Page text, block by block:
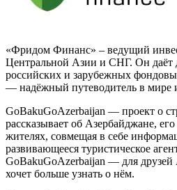
«Фридом Финанс» – ведущий
Центральной Азии и СНГ. Он даёт
российских и зарубежных
— надёжный путеводитель в мире
GoBakuGoAzerbaijan — проект о
рассказывает об Азербайджане,
жителях, совмещая в себе
развивающееся туристическое
GoBakuGoAzerbaijan — для друзей
хочет больше узнать о нём.